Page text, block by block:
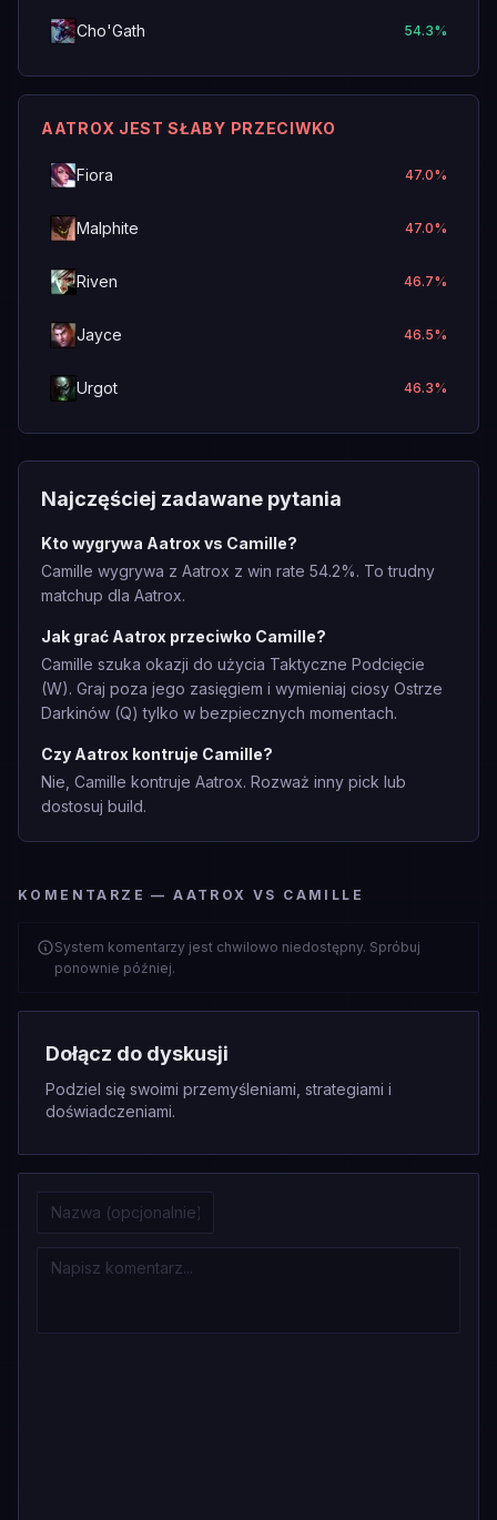
Cho'Gath 54.3%
AATROX JEST SŁABY PRZECIWKO
Fiora 47.0%
Malphite 47.0%
Riven 46.7%
Jayce 46.5%
Urgot 46.3%
Najczęściej zadawane pytania
Kto wygrywa Aatrox vs Camille?
Camille wygrywa z Aatrox z win rate 54.2%. To trudny
matchup dla Aatrox.
Jak grać Aatrox przeciwko Camille?
Camille szuka okazji do użycia Taktyczne Podcięcie
(W). Graj poza jego zasięgiem i wymieniaj ciosy Ostrze
Darkinów (Q) tylko w bezpiecznych momentach.
Czy Aatrox kontruje Camille?
Nie, Camille kontruje Aatrox. Rozważ inny pick lub
dostosuj build.
KOMENTARZE — AATROX VS CAMILLE
System komentarzy jest chwilowo niedostępny. Spróbuj
ponownie później.
Dołącz do dyskusji
Podziel się swoimi przemyśleniami, strategiami i
doświadczeniami.